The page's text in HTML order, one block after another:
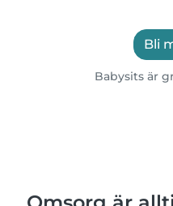
Bli
Babysits är